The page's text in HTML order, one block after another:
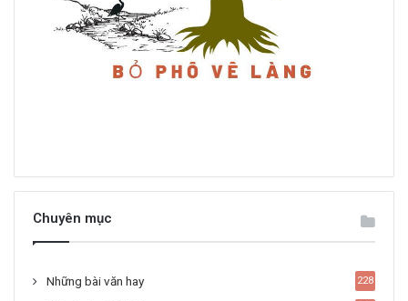
Chuyên mục
Những bài văn hay 228